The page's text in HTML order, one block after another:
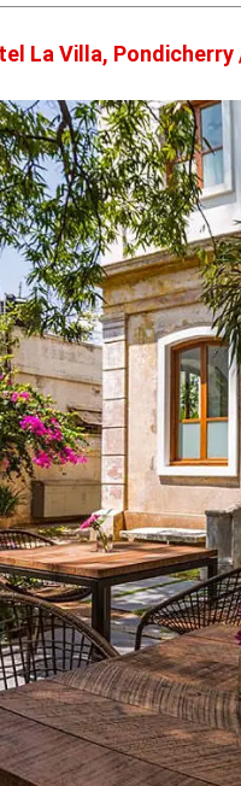
La Villa, Pondicherry